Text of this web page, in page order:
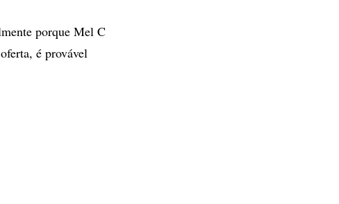
porque Mel C
é provável